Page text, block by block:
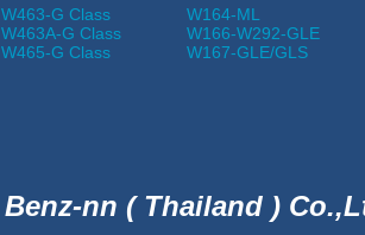
W463-G Class
W463A-G Class
W465-G Class
W164-ML
W166-W292-GLE
W167-GLE/GLS
Benz-nn ( Thailand )